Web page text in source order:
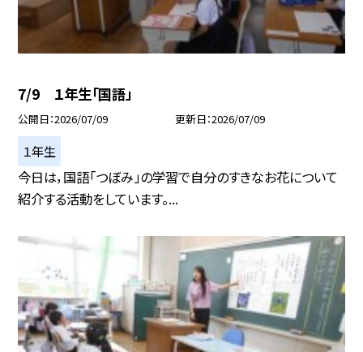
7/9 １年生「国語」
公開日 2026/07/09 更新日 2026/07/09
１年生
今日は，国語「つぼみ」の学習で自分のすきなお花について
紹介する活動をしています。...